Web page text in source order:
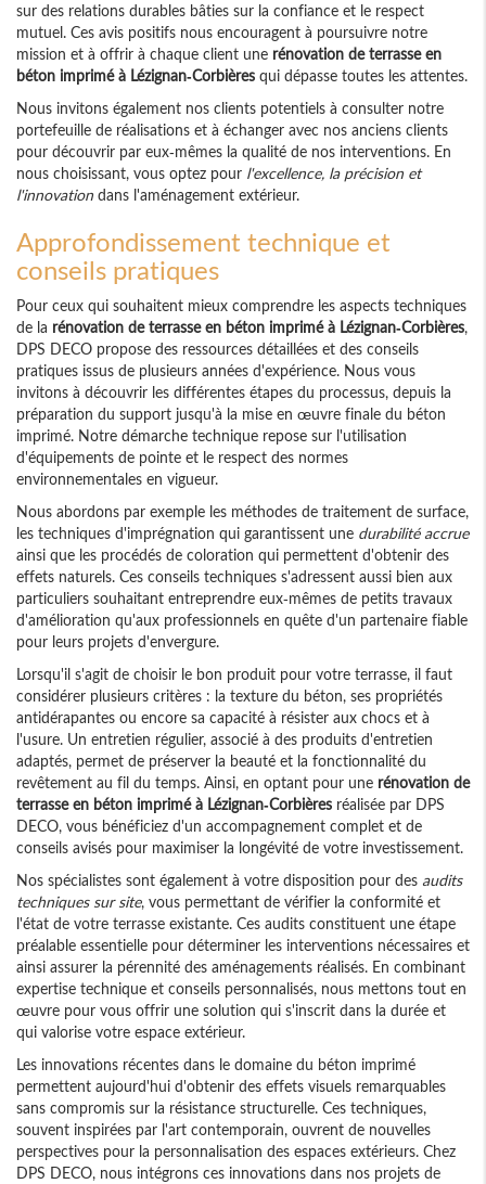
sur des relations durables bâties sur la confiance et le respect
mutuel. Ces avis positifs nous encouragent à poursuivre notre
mission et à offrir à chaque client une rénovation de terrasse en
béton imprimé à Lézignan-Corbières qui dépasse toutes les attentes.
Nous invitons également nos clients potentiels à consulter notre
portefeuille de réalisations et à échanger avec nos anciens clients
pour découvrir par eux-mêmes la qualité de nos interventions. En
nous choisissant, vous optez pour l'excellence, la précision et
l'innovation dans l'aménagement extérieur.
Approfondissement technique et
conseils pratiques
Pour ceux qui souhaitent mieux comprendre les aspects techniques
de la rénovation de terrasse en béton imprimé à Lézignan-Corbières,
DPS DECO propose des ressources détaillées et des conseils
pratiques issus de plusieurs années d'expérience. Nous vous
invitons à découvrir les différentes étapes du processus, depuis la
préparation du support jusqu'à la mise en œuvre finale du béton
imprimé. Notre démarche technique repose sur l'utilisation
d'équipements de pointe et le respect des normes
environnementales en vigueur.
Nous abordons par exemple les méthodes de traitement de surface,
les techniques d'imprégnation qui garantissent une durabilité accrue
ainsi que les procédés de coloration qui permettent d'obtenir des
effets naturels. Ces conseils techniques s'adressent aussi bien aux
particuliers souhaitant entreprendre eux-mêmes de petits travaux
d'amélioration qu'aux professionnels en quête d'un partenaire fiable
pour leurs projets d'envergure.
Lorsqu'il s'agit de choisir le bon produit pour votre terrasse, il faut
considérer plusieurs critères : la texture du béton, ses propriétés
antidérapantes ou encore sa capacité à résister aux chocs et à
l'usure. Un entretien régulier, associé à des produits d'entretien
adaptés, permet de préserver la beauté et la fonctionnalité du
revêtement au fil du temps. Ainsi, en optant pour une rénovation de
terrasse en béton imprimé à Lézignan-Corbières réalisée par DPS
DECO, vous bénéficiez d'un accompagnement complet et de
conseils avisés pour maximiser la longévité de votre investissement.
Nos spécialistes sont également à votre disposition pour des audits
techniques sur site, vous permettant de vérifier la conformité et
l'état de votre terrasse existante. Ces audits constituent une étape
préalable essentielle pour déterminer les interventions nécessaires et
ainsi assurer la pérennité des aménagements réalisés. En combinant
expertise technique et conseils personnalisés, nous mettons tout en
œuvre pour vous offrir une solution qui s'inscrit dans la durée et
qui valorise votre espace extérieur.
Les innovations récentes dans le domaine du béton imprimé
permettent aujourd'hui d'obtenir des effets visuels remarquables
sans compromis sur la résistance structurelle. Ces techniques,
souvent inspirées par l'art contemporain, ouvrent de nouvelles
perspectives pour la personnalisation des espaces extérieurs. Chez
DPS DECO, nous intégrons ces innovations dans nos projets de